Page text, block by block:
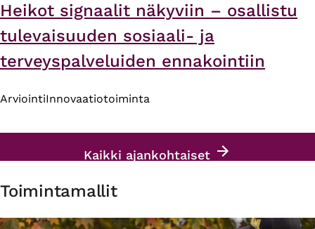
Heikot signaalit näkyviin – osallistu
tulevaisuuden sosiaali- ja
terveyspalveluiden ennakointiin
ArviointiInnovaatiotoiminta
Kaikki ajankohtaiset
Toimintamallit